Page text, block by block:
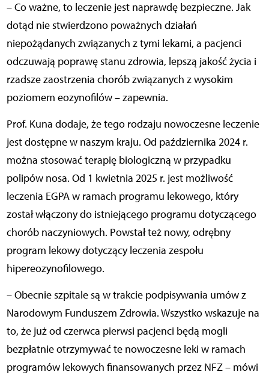
– Co ważne, to leczenie jest naprawdę bezpieczne. Jak
dotąd nie stwierdzono poważnych działań
niepożądanych związanych z tymi lekami, a pacjenci
odczuwają poprawę stanu zdrowia, lepszą jakość życia i
rzadsze zaostrzenia chorób związanych z wysokim
poziomem eozynofilów – zapewnia.
Prof. Kuna dodaje, że tego rodzaju nowoczesne leczenie
jest dostępne w naszym kraju. Od października 2024 r.
można stosować terapię biologiczną w przypadku
polipów nosa. Od 1 kwietnia 2025 r. jest możliwość
leczenia EGPA w ramach programu lekowego, który
został włączony do istniejącego programu dotyczącego
chorób naczyniowych. Powstał też nowy, odrębny
program lekowy dotyczący leczenia zespołu
hipereozynofilowego.
– Obecnie szpitale są w trakcie podpisywania umów z
Narodowym Funduszem Zdrowia. Wszystko wskazuje na
to, że już od czerwca pierwsi pacjenci będą mogli
bezpłatnie otrzymywać te nowoczesne leki w ramach
programów lekowych finansowanych przez NFZ – mówi